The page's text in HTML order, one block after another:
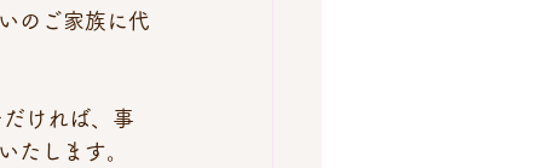
のご家族に代
ければ、事
たします。